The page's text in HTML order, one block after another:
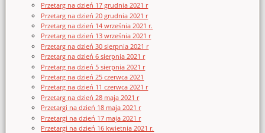
Przetarg na dzień 17 grudnia 2021 r
Przetarg na dzień 20 grudnia 2021 r
Przetarg na dzień 14 września 2021 r.
Przetarg na dzień 13 września 2021 r
Przetarg na dzień 30 sierpnia 2021 r
Przetarg na dzień 6 sierpnia 2021 r
Przetarg na dzień 5 sierpnia 2021 r
Przetarg na dzień 25 czerwca 2021
Przetarg na dzień 11 czerwca 2021 r
Przetarg na dzień 28 maja 2021 r
Przetargi na dzień 18 maja 2021 r
Przetargi na dzień 17 maja 2021 r
Przetargi na dzień 16 kwietnia 2021 r.